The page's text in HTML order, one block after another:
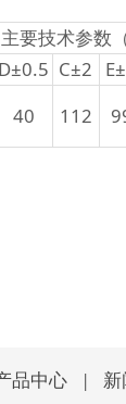
主要技术参数
D±0.5 C±2
40 112
品中心 |